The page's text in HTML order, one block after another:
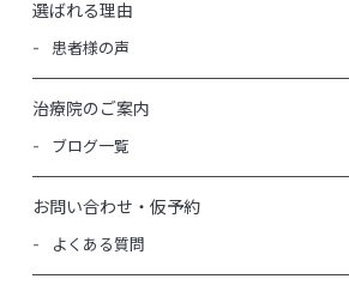
選ばれる理由
患者様の声
治療院のご案内
ブログ一覧
お問い合わせ・仮予約
よくある質問